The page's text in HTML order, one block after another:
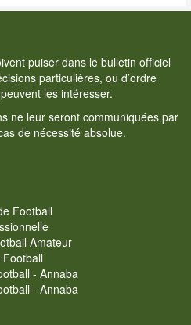
puiser dans le bulletin officiel
particulières, ou d’ordre
les intéresser.
ne leur seront communiquées par
de nécessité absolue.
Football
Amateur
- Annaba
- Annaba